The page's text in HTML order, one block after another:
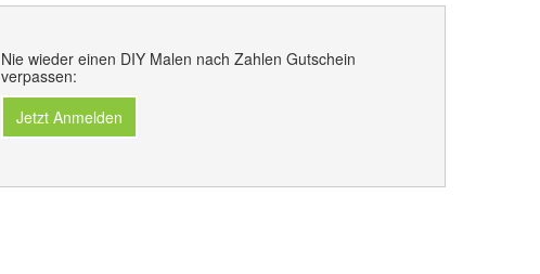
Nie wieder einen DIY Malen nach Zahlen Gutschein
verpassen:
Jetzt Anmelden